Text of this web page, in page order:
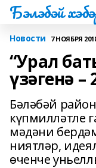
Бэлэбэй
Новости 7 НОЯБРЯ
“Урал
үзәгенә –
Бәләбәй
күпмилләтле
мәдәни
ниятләр,
өченче